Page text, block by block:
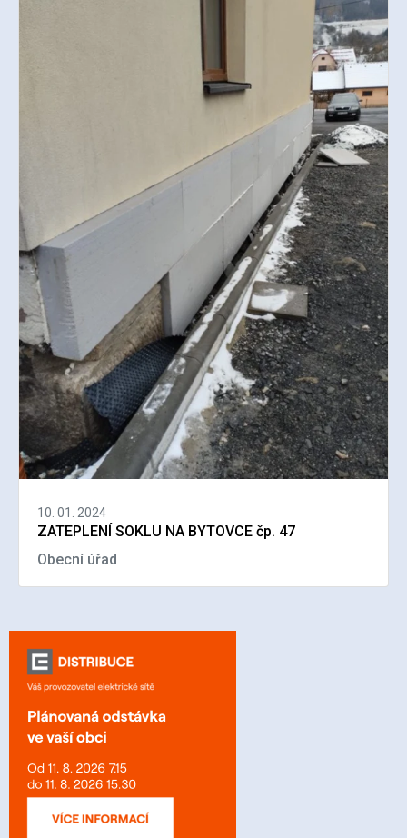
10. 01. 2024
ZATEPLENÍ SOKLU NA BYTOVCE čp. 47
Obecní úřad